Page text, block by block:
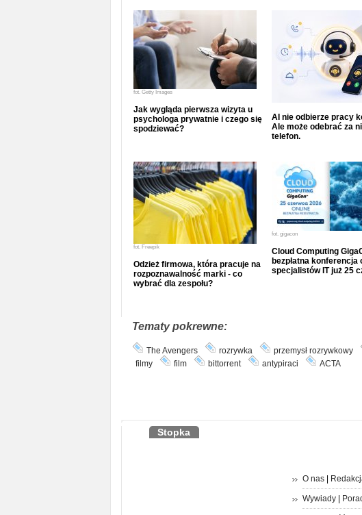
fot. Getty Images
Jak wygląda pierwsza wizyta u
psychologa prywatnie i czego się
spodziewać?
AI nie odbierze pracy
Ale może odebrać za
telefon.
fot. Freepik
Odzież firmowa, która pracuje na
rozpoznawalność marki - co
wybrać dla zespołu?
fot. gigacon
Cloud Computing
bezpłatna konferencja
specjalistów IT już 25
Tematy pokrewne:
The Avengers rozrywka przemysł rozrywkowy
filmy
film bittorrent antypiraci ACTA
Stopka
O nas|
Wywiady|